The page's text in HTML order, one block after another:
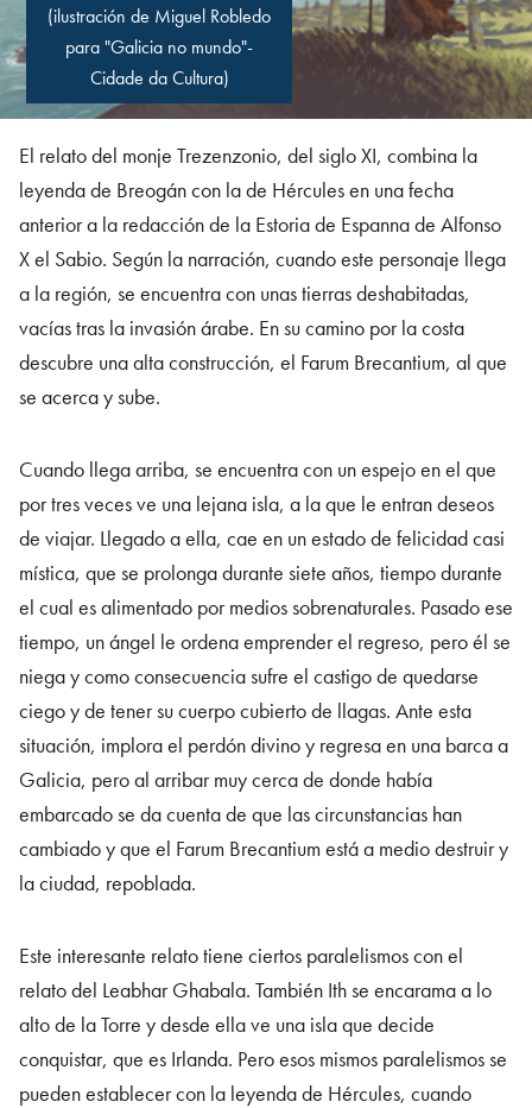
(ilustración de Miguel Robledo
para "Galicia no mundo"-
Cidade da Cultura)
El relato del monje Trezenzonio, del siglo XI, combina la
leyenda de Breogán con la de Hércules en una fecha
anterior a la redacción de la Estoria de Espanna de Alfonso
X el Sabio. Según la narración, cuando este personaje llega
a la región, se encuentra con unas tierras deshabitadas,
vacías tras la invasión árabe. En su camino por la costa
descubre una alta construcción, el Farum Brecantium, al que
se acerca y sube.
Cuando llega arriba, se encuentra con un espejo en el que
por tres veces ve una lejana isla, a la que le entran deseos
de viajar. Llegado a ella, cae en un estado de felicidad casi
mística, que se prolonga durante siete años, tiempo durante
el cual es alimentado por medios sobrenaturales. Pasado ese
tiempo, un ángel le ordena emprender el regreso, pero él se
niega y como consecuencia sufre el castigo de quedarse
ciego y de tener su cuerpo cubierto de llagas. Ante esta
situación, implora el perdón divino y regresa en una barca a
Galicia, pero al arribar muy cerca de donde había
embarcado se da cuenta de que las circunstancias han
cambiado y que el Farum Brecantium está a medio destruir y
la ciudad, repoblada.
Este interesante relato tiene ciertos paralelismos con el
relato del Leabhar Ghabala. También Ith se encarama a lo
alto de la Torre y desde ella ve una isla que decide
conquistar, que es Irlanda. Pero esos mismos paralelismos se
pueden establecer con la leyenda de Hércules, cuando